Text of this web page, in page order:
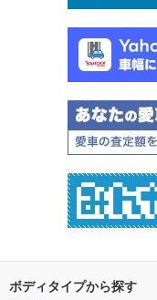
ボディタイプから探す